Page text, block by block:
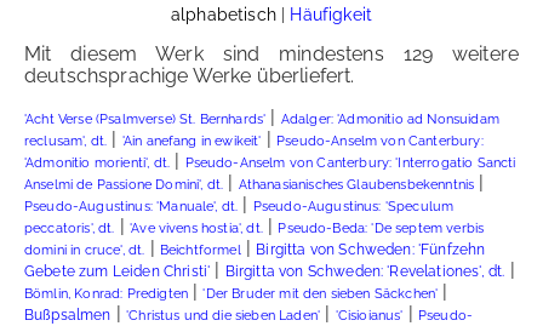
alphabetisch| Häufigkeit
Mit diesem Werk sind mindestens 129 weitere
deutschsprachige Werke überliefert.
'Acht Verse (Psalmverse) St. Bernhards' | Adalger: 'Admonitio ad Nonsuidam
reclusam', dt. | 'Ain anefang in ewikeit' | Pseudo-Anselm von Canterbury:
'Admonitio morienti', dt. | Pseudo-Anselm von Canterbury: 'Interrogatio Sancti
Anselmi de Passione Domini', dt. | Athanasianisches Glaubensbekenntnis |
Pseudo-Augustinus: 'Manuale', dt. | Pseudo-Augustinus: 'Speculum
peccatoris', dt. |'Ave vivens hostia', dt.| Pseudo-Beda: 'De septem verbis
domini in cruce', dt. | Beichtformel| Birgitta von Schweden: 'Fünfzehn
Gebete zum Leiden Christi' | Birgitta von Schweden: 'Revelationes', dt. |
Bömlin, Konrad: Predigten |'Der Bruder mit den sieben Säckchen' |
Bußpsalmen |'Christus und die sieben Laden' | 'Cisioianus' | Pseudo-